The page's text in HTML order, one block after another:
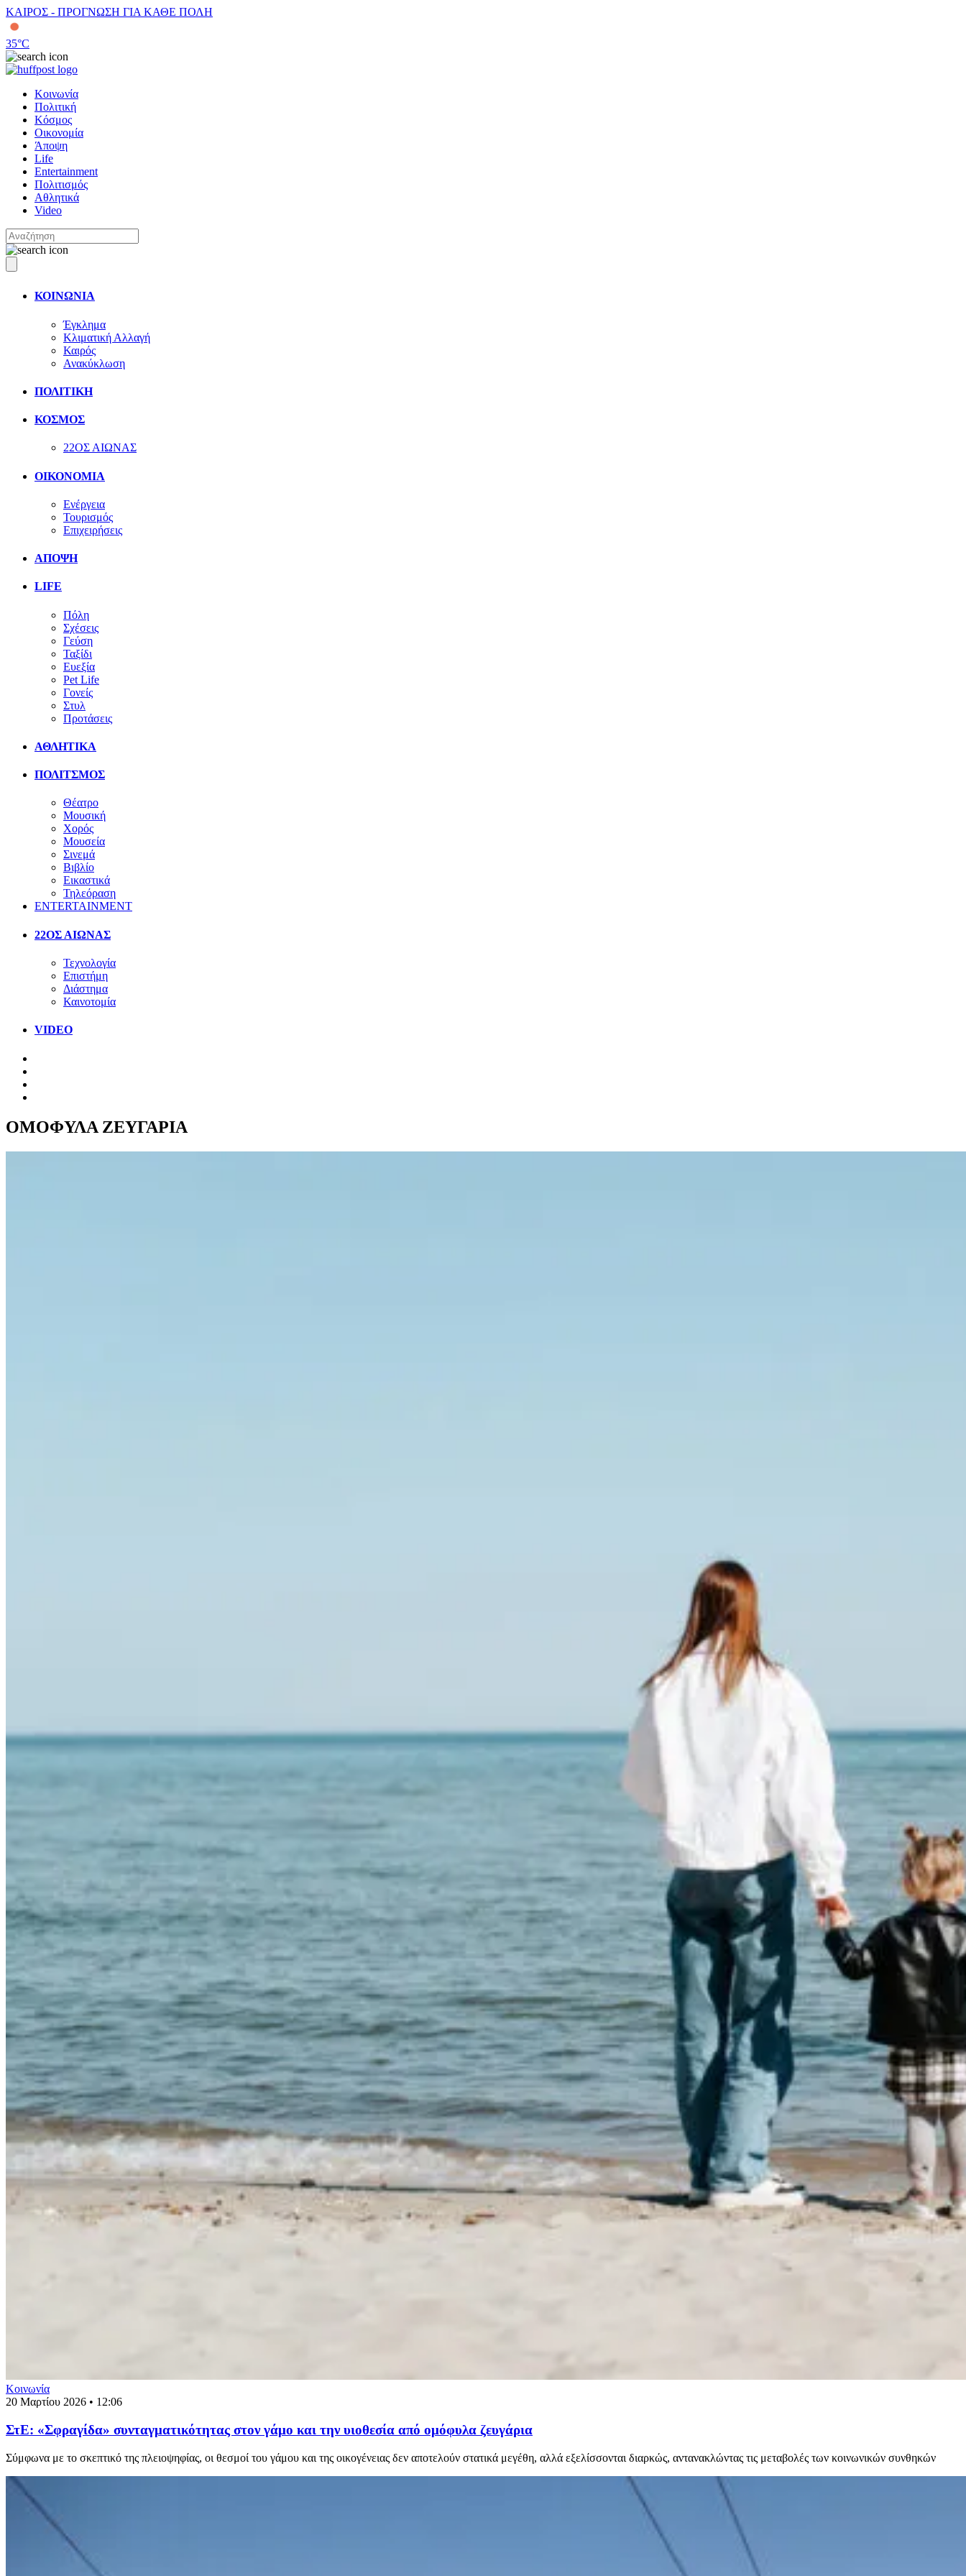
ΚΑΙΡΟΣ - ΠΡΟΓΝΩΣΗ ΓΙΑ ΚΑΘΕ ΠΟΛΗ
35°C
Κοινωνία
Πολιτική
Κόσμος
Οικονομία
Άποψη
Life
Entertainment
Πολιτισμός
Αθλητικά
Video
ΚΟΙΝΩΝΙΑ
Έγκλημα
Κλιματική Αλλαγή
Καιρός
Ανακύκλωση
ΠΟΛΙΤΙΚΗ
ΚΟΣΜΟΣ
22ΟΣ ΑΙΩΝΑΣ
ΟΙΚΟΝΟΜΙΑ
Ενέργεια
Τουρισμός
Επιχειρήσεις
ΑΠΟΨΗ
LIFE
Πόλη
Σχέσεις
Γεύση
Ταξίδι
Ευεξία
Pet Life
Γονείς
Στυλ
Προτάσεις
ΑΘΛΗΤΙΚΑ
ΠΟΛΙΤΣΜΟΣ
Θέατρο
Μουσική
Χορός
Μουσεία
Σινεμά
Βιβλίο
Εικαστικά
Τηλεόραση
ENTERTAINMENT
22ΟΣ ΑΙΩΝΑΣ
Τεχνολογία
Επιστήμη
Διάστημα
Καινοτομία
VIDEO
ΟΜΟΦΥΛΑ ΖΕΥΓΑΡΙΑ
Κοινωνία
20 Μαρτίου 2026 • 12:06
ΣτΕ: «Σφραγίδα» συνταγματικότητας στον γάμο και την υιοθεσία από ομόφυλα ζευγάρια
Σύμφωνα με το σκεπτικό της πλειοψηφίας, οι θεσμοί του γάμου και της οικογένειας δεν αποτελούν στατικά μεγέθη, αλλά εξελίσσονται διαρκώς, αντανακλώντας τις μεταβολές των κοινωνικών συνθηκών